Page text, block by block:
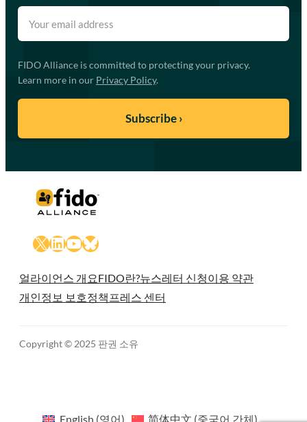
FIDO Alliance is committed to protecting your privacy.
Learn more in our Privacy Policy.
X LinkedIn
YouTube
Bluesky
얼라이언스 개요FIDO란?뉴스레터 신청이용 약관
개인정보 보호정책 프레스 센터
Copyright © 2025 판권 소유
English (영어) 简体中文 (중국어 간체)